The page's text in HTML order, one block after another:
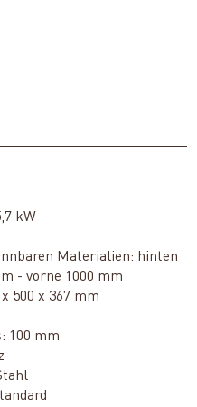
kW
Materialien: hinten
- vorne 1000 mm
500 x 367 mm
100 mm